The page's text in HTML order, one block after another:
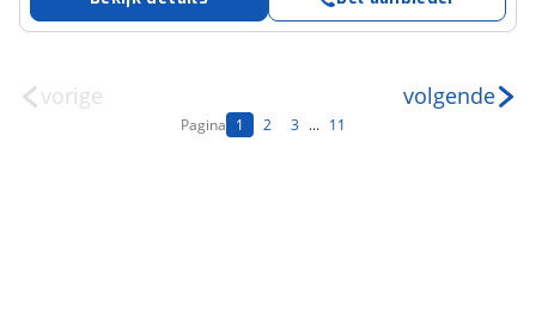
vorige
Pagina 1 2 3 ... 11
volgende